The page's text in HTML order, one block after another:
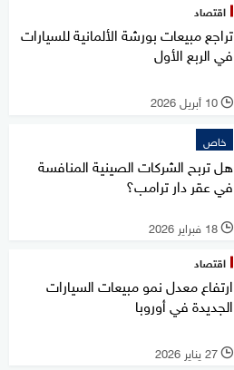
اقتصاد
تراجع مبيعات بورشة الألمانية للسيارات
في الربع الأول
l 10 أبريل 2026
خاص
هل تربح الشركات الصينية المنافسة
في عقر دار ترامب؟
l 18 فبراير 2026
اقتصاد
ارتفاع معدل نمو مبيعات السيارات
الجديدة في أوروبا
l 27 يناير 2026